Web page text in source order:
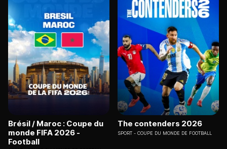
Brésil / Maroc : Coupe du
monde FIFA 2026 -
Football
The contenders 2026
SPORT COUPE DU MONDE DE FOOTBALL